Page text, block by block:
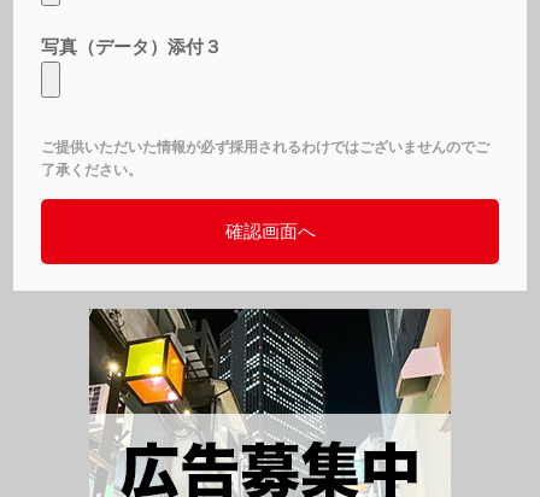
写真（データ）添付３
ご提供いただいた情報が必ず採用されるわけではございませんのでご
了承ください。